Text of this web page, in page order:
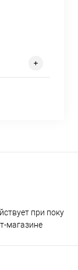
при
магазине